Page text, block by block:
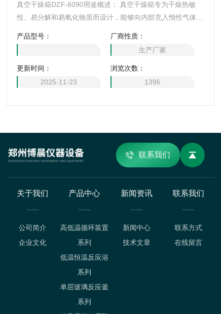
真空干燥箱DZF-6090用途概述： 真空干燥箱专为干燥热敏
性、易分解和易氧化物质而设计，能够向内部充入惰性气体，
产品型号：
厂商性质：
生产厂家
更新时间：
2025-11-23
浏览次数：
1396
联系我们
关于我们
公司简介
企业文化
产品中心
高低温循环装置
系列
低温恒温反应浴
系列
单层玻璃反应釜
系列
新闻资讯
新闻中心
技术文章
联系我们
联系方式
在线留言